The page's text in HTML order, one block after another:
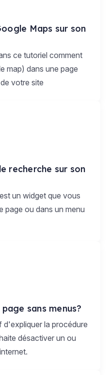
Maps sur son
ce tutoriel comment
map) dans une page
votre site
recherche sur son
un widget que vous
page ou dans un menu
sans menus?
d'expliquer la procédure
désactiver un ou